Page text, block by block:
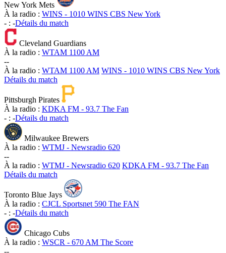
New York Mets
À la radio : WINS - 1010 WINS CBS New York
- : -Détails du match
Cleveland Guardians
À la radio : WTAM 1100 AM
--
À la radio : WTAM 1100 AM WINS - 1010 WINS CBS New York
Détails du match
Pittsburgh Pirates
À la radio : KDKA FM - 93.7 The Fan
- : -Détails du match
Milwaukee Brewers
À la radio : WTMJ - Newsradio 620
--
À la radio : WTMJ - Newsradio 620 KDKA FM - 93.7 The Fan
Détails du match
Toronto Blue Jays
À la radio : CJCL Sportsnet 590 The FAN
- : -Détails du match
Chicago Cubs
À la radio : WSCR - 670 AM The Score